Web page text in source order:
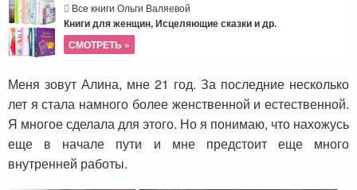
Все книги Ольги Валяевой
Книги для женщин, Исцеляющие сказки и др.
СМОТРЕТЬ »
Меня зовут Алина, мне 21 год. За последние несколько
лет я стала намного более женственной и естественной.
Я многое сделала для этого. Но я понимаю, что нахожусь
еще в начале пути и мне предстоит еще много
внутренней работы.